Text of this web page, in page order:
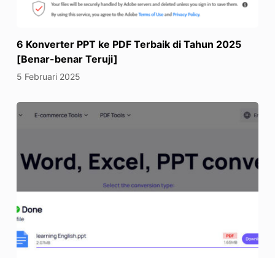
6 Konverter PPT ke PDF Terbaik di Tahun 2025
[Benar-benar Teruji]
5 Februari 2025